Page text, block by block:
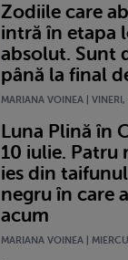
Zodiile care
intră în etapa
absolut. Sunt
până la final
MARIANA VOINEA |
Luna Plină în
10 iulie. Patru
ies din
negru în care
acum
MARIANA VOINEA |